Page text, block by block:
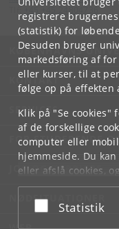
registrere
(statistik) for
Desuden bruger
markedsføring af
eller kurser, til at
følge op på effekten
Klik på "Se cookies"
af de forskellige
computer eller
hjemmeside. Du
eller afslå cookies,
underCookie- og
bunden af hver side.
Acceptér
Statistik
KØBENHAVNS
KONTAKT
SERVICES
FOR STUDERENDE
JOB OG KARRIERE
NØDSITUATIONER